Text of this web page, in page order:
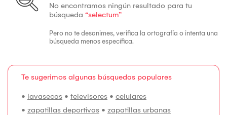
No encontramos ningún resultado para tu
búsqueda “selectum”
Pero no te desanimes, verifica la ortografía o intenta una
búsqueda menos específica.
Te sugerimos algunas búsquedas populares
• lavasecas • televisores • celulares
• zapatillas deportivas • zapatillas urbanas